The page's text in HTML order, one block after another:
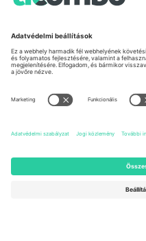
Germany
Unter den Linden 24, 10117
Berlin, Germany
Newark, Delaware 19713, United
States